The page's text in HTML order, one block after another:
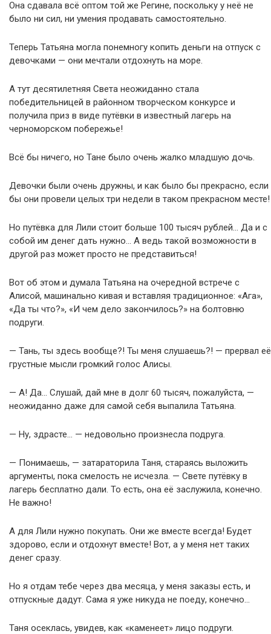
Она сдавала всё оптом той же Регине, поскольку у неё не
было ни сил, ни умения продавать самостоятельно.
Теперь Татьяна могла понемногу копить деньги на отпуск с
девочками — они мечтали отдохнуть на море.
А тут десятилетняя Света неожиданно стала
победительницей в районном творческом конкурсе и
получила приз в виде путёвки в известный лагерь на
черноморском побережье!
Всё бы ничего, но Тане было очень жалко младшую дочь.
Девочки были очень дружны, и как было бы прекрасно, если
бы они провели целых три недели в таком прекрасном месте!
Но путёвка для Лили стоит больше 100 тысяч рублей… Да и с
собой им денег дать нужно… А ведь такой возможности в
другой раз может просто не представиться!
Вот об этом и думала Татьяна на очередной встрече с
Алисой, машинально кивая и вставляя традиционное: «Ага»,
«Да ты что?», «И чем дело закончилось?» на болтовню
подруги.
— Тань, ты здесь вообще?! Ты меня слушаешь?! — прервал её
грустные мысли громкий голос Алисы.
— А! Да… Слушай, дай мне в долг 60 тысяч, пожалуйста, —
неожиданно даже для самой себя выпалила Татьяна.
— Ну, здрасте… — недовольно произнесла подруга.
— Понимаешь, — затараторила Таня, стараясь выложить
аргументы, пока смелость не исчезла. — Свете путёвку в
лагерь бесплатно дали. То есть, она её заслужила, конечно.
Не важно!
А для Лили нужно покупать. Они же вместе всегда! Будет
здорово, если и отдохнут вместе! Вот, а у меня нет таких
денег сразу.
Но я отдам тебе через два месяца, у меня заказы есть, и
отпускные дадут. Сама я уже никуда не поеду, конечно…
Таня осеклась, увидев, как «каменеет» лицо подруги.